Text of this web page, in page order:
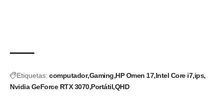
Etiquetas: computador Gaming HP Omen 17 Intel Core i7 ips
Nvidia GeForce RTX 3070 Portátil QHD